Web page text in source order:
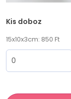
Kis doboz
15x10x3cm: 850 Ft